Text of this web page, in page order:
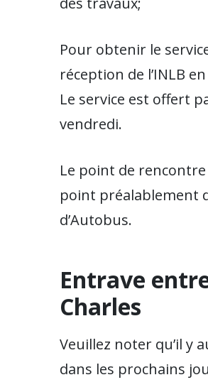
Pour obtenir le
réception de l’INLB
Le service est offert
vendredi.
Le point de
point préalablement
d’Autobus.
Entrave
Charles
Veuillez noter qu’il y
dans les prochains